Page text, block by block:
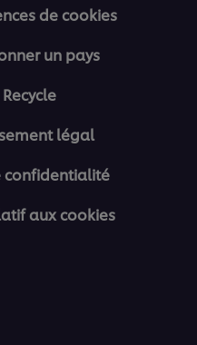
de cookies
un pays
légal
confidentialité
aux cookies